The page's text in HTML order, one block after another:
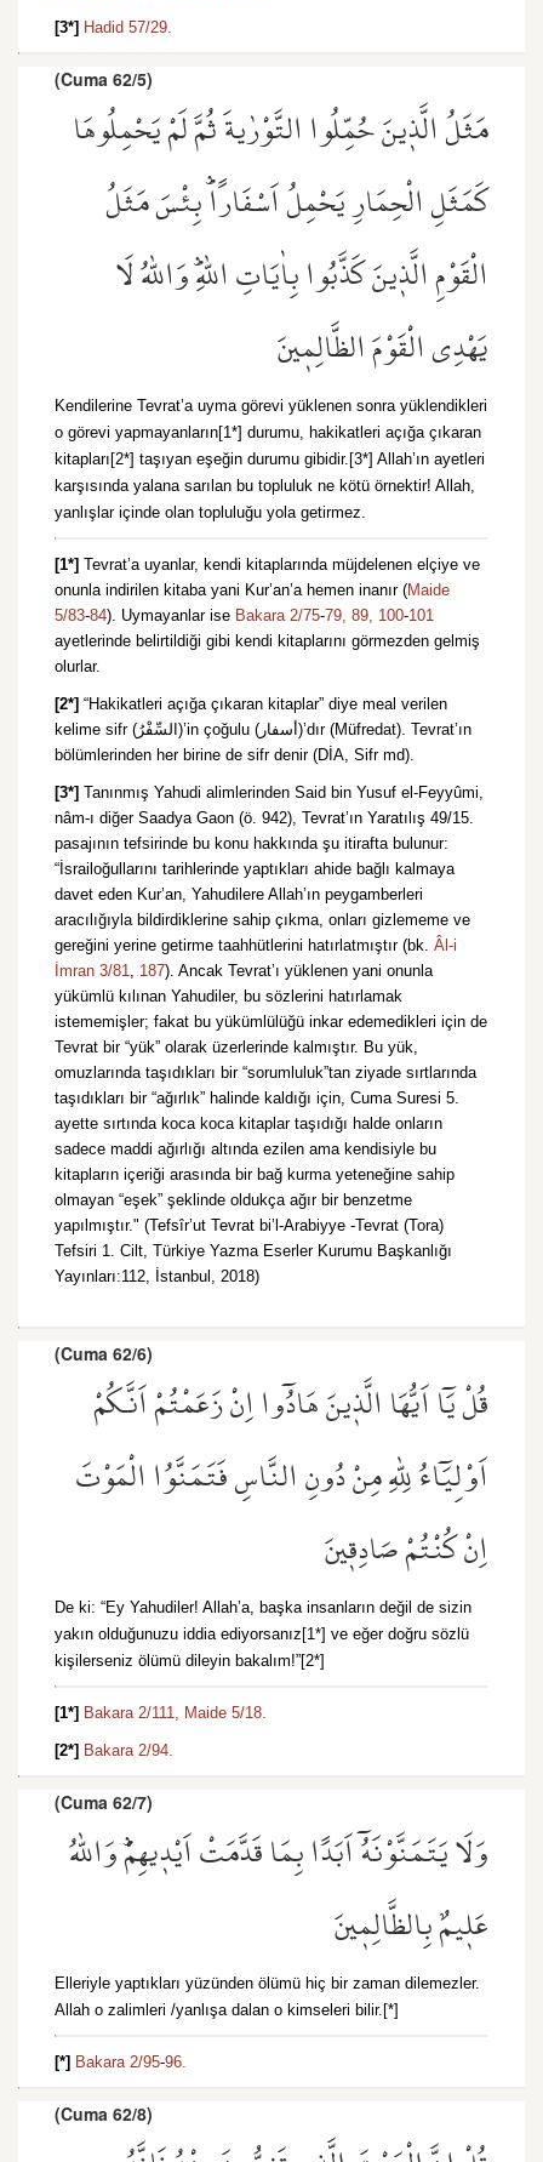
[3*] Hadid 57/29.
(Cuma 62/5)
مَثَلُ الَّذ۪ينَ حُمِّلُوا التَّوْرٰيةَ ثُمَّ لَمْ يَحْمِلُوهَا
كَمَثَلِ الْحِمَارِ يَحْمِلُ اَسْفَارًاۜ بِئْسَ مَثَلُ
الْقَوْمِ الَّذ۪ينَ كَذَّبُوا بِاٰيَاتِ اللّٰهِۜ وَاللّٰهُ لَا
يَهْدِي الْقَوْمَ الظَّالِم۪ينَ
Kendilerine Tevrat’a uyma görevi yüklenen sonra yüklendikleri
o görevi yapmayanların[1*] durumu, hakikatleri açığa çıkaran
kitapları[2*] taşıyan eşeğin durumu gibidir.[3*] Allah’ın ayetleri
karşısında yalana sarılan bu topluluk ne kötü örnektir! Allah,
yanlışlar içinde olan topluluğu yola getirmez.
[1*] Tevrat’a uyanlar, kendi kitaplarında müjdelenen elçiye ve
onunla indirilen kitaba yani Kur’an’a hemen inanır (Maide
5/83-84). Uymayanlar ise Bakara 2/75-79, 89, 100-101
ayetlerinde belirtildiği gibi kendi kitaplarını görmezden gelmiş
olurlar.
[2*] “Hakikatleri açığa çıkaran kitaplar” diye meal verilen
kelime sifr (السِّفْرُ)’in çoğulu (أسفار)’dır (Müfredat). Tevrat’ın
bölümlerinden her birine de sifr denir (DİA, Sifr md).
[3*] Tanınmış Yahudi alimlerinden Said bin Yusuf el-Feyyûmi,
nâm-ı diğer Saadya Gaon (ö. 942), Tevrat’ın Yaratılış 49/15.
pasajının tefsirinde bu konu hakkında şu itirafta bulunur:
“İsrailoğullarını tarihlerinde yaptıkları ahide bağlı kalmaya
davet eden Kur’an, Yahudilere Allah’ın peygamberleri
aracılığıyla bildirdiklerine sahip çıkma, onları gizlememe ve
gereğini yerine getirme taahhütlerini hatırlatmıştır (bk. Âl-i
İmran 3/81, 187). Ancak Tevrat’ı yüklenen yani onunla
yükümlü kılınan Yahudiler, bu sözlerini hatırlamak
istememişler; fakat bu yükümlülüğü inkar edemedikleri için de
Tevrat bir “yük” olarak üzerlerinde kalmıştır. Bu yük,
omuzlarında taşıdıkları bir “sorumluluk”tan ziyade sırtlarında
taşıdıkları bir “ağırlık” halinde kaldığı için, Cuma Suresi 5.
ayette sırtında koca koca kitaplar taşıdığı halde onların
sadece maddi ağırlığı altında ezilen ama kendisiyle bu
kitapların içeriği arasında bir bağ kurma yeteneğine sahip
olmayan “eşek” şeklinde oldukça ağır bir benzetme
yapılmıştır." (Tefsîr’ut Tevrat bi’l-Arabiyye -Tevrat (Tora)
Tefsiri 1. Cilt, Türkiye Yazma Eserler Kurumu Başkanlığı
Yayınları:112, İstanbul, 2018)
(Cuma 62/6)
قُلْ يَٓا اَيُّهَا الَّذ۪ينَ هَادُٓوا اِنْ زَعَمْتُمْ اَنَّكُمْ
اَوْلِيَٓاءُ لِلّٰهِ مِنْ دُونِ النَّاسِ فَتَمَنَّوُا الْمَوْتَ
اِنْ كُنْتُمْ صَادِق۪ينَ
De ki: “Ey Yahudiler! Allah’a, başka insanların değil de sizin
yakın olduğunuzu iddia ediyorsanız[1*] ve eğer doğru sözlü
kişilerseniz ölümü dileyin bakalım!”[2*]
[1*] Bakara 2/111, Maide 5/18.
[2*] Bakara 2/94.
(Cuma 62/7)
وَلَا يَتَمَنَّوْنَهُٓ اَبَدًا بِمَا قَدَّمَتْ اَيْد۪يهِمْۜ وَاللّٰهُ
عَل۪يمٌ بِالظَّالِم۪ينَ
Elleriyle yaptıkları yüzünden ölümü hiç bir zaman dilemezler.
Allah o zalimleri /yanlışa dalan o kimseleri bilir.[*]
[*] Bakara 2/95-96.
(Cuma 62/8)